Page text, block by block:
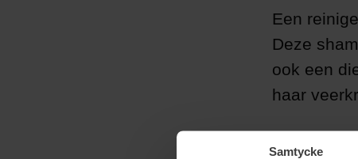
Samtycke
Een
Deze
ook een
haar